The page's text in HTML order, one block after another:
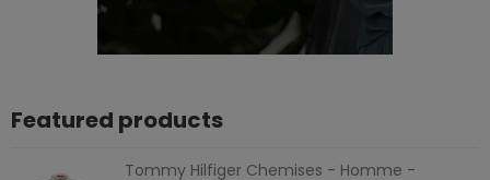
Featured products
Tommy Hilfiger Chemises - Homme -